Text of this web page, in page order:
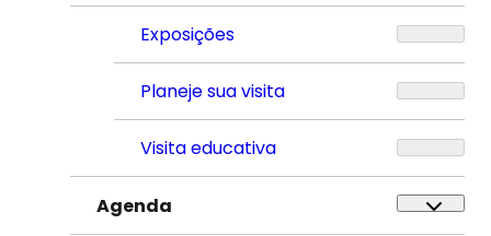
Exposições
Planeje sua visita
Visita educativa
Agenda